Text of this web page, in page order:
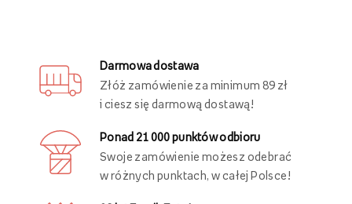
Darmowa dostawa
Złóż zamówienie za minimum 89 zł
i ciesz się darmową dostawą!
Ponad 21 000 punktów odbioru
Swoje zamówienie możesz odebrać
w różnych punktach, w całej Polsce!